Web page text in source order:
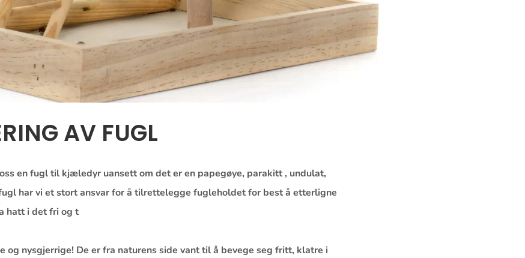
AV FUGL
en fugl til kjæledyr uansett om det er en papegøye, parakitt , undulat,
har vi et stort ansvar for å tilrettelegge fugleholdet for best å etterligne
hatt i det fri og t
og nysgjerrige! De er fra naturens side vant til å bevege seg fritt, klatre i